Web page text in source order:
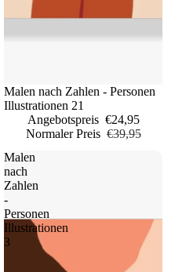
Sale
Malen nach Zahlen - Personen
Illustrationen 21
Angebotspreis €24,95
Normaler Preis €39,95
Malen
nach
Zahlen
-
Personen
Illustrationen
3